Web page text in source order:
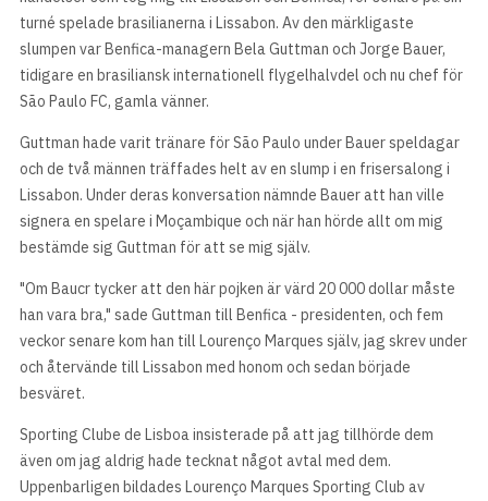
turné spelade brasilianerna i Lissabon. Av den märkligaste
slumpen var Benfica-managern Bela Guttman och Jorge Bauer,
tidigare en brasiliansk internationell flygelhalvdel och nu chef för
São Paulo FC, gamla vänner.
Guttman hade varit tränare för São Paulo under Bauer speldagar
och de två männen träffades helt av en slump i en frisersalong i
Lissabon. Under deras konversation nämnde Bauer att han ville
signera en spelare i Moçambique och när han hörde allt om mig
bestämde sig Guttman för att se mig själv.
"Om Baucr tycker att den här pojken är värd 20 000 dollar måste
han vara bra," sade Guttman till Benfica - presidenten, och fem
veckor senare kom han till Lourenço Marques själv, jag skrev under
och återvände till Lissabon med honom och sedan började
besväret.
Sporting Clube de Lisboa insisterade på att jag tillhörde dem
även om jag aldrig hade tecknat något avtal med dem.
Uppenbarligen bildades Lourenço Marques Sporting Club av